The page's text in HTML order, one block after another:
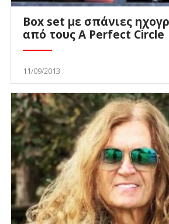
Box set με σπάνιες
από τους A Perfect Circle
11/09/2013